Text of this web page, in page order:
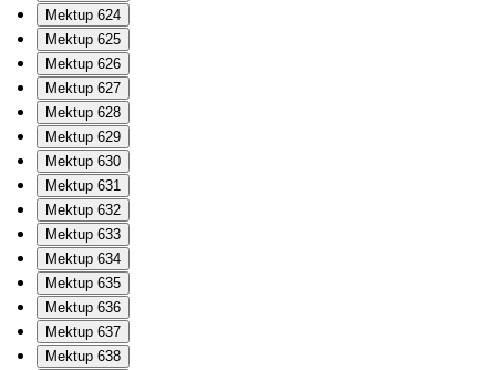
Mektup 624
Mektup 625
Mektup 626
Mektup 627
Mektup 628
Mektup 629
Mektup 630
Mektup 631
Mektup 632
Mektup 633
Mektup 634
Mektup 635
Mektup 636
Mektup 637
Mektup 638